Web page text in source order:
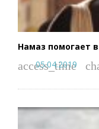
Намаз помогает
access_time
05.04.2019